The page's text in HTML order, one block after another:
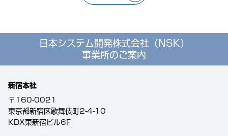
日本システム開発株式会社（NSK）
事業所のご案内
新宿本社
〒160-0021
東京都新宿区歌舞伎町2-4-10
KDX東新宿ビル6F